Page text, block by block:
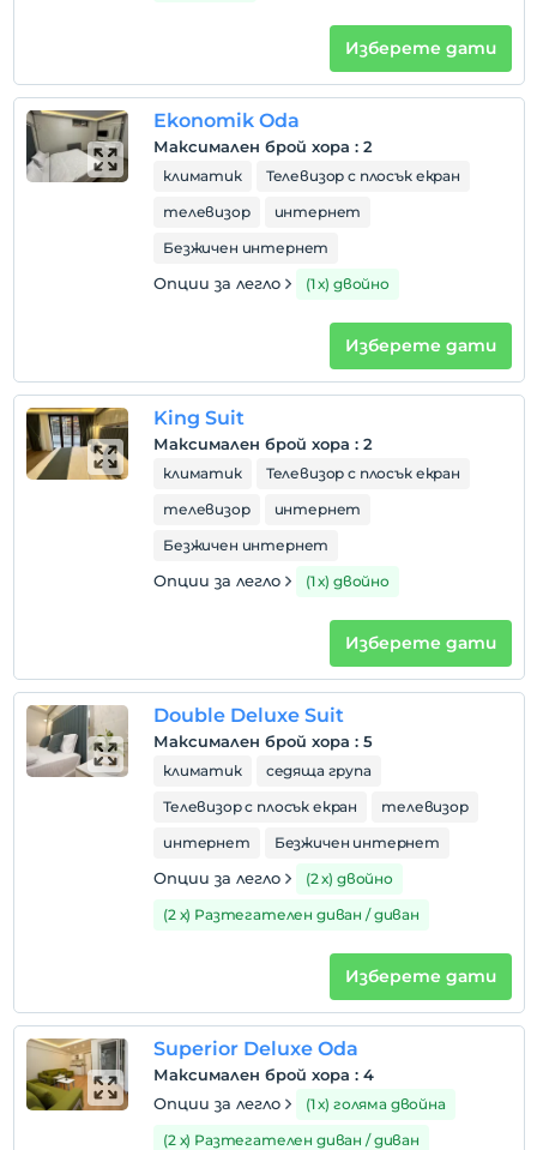
Изберете дати
Ekonomik Oda
Максимален брой хора : 2
климатик
Телевизор с плосък екран
телевизор
интернет
Безжичен интернет
Опции за легло (1 х) двойно
Изберете дати
King Suit
Максимален брой хора : 2
климатик
Телевизор с плосък екран
телевизор
интернет
Безжичен интернет
Опции за легло (1 х) двойно
Изберете дати
Double Deluxe Suit
Максимален брой хора : 5
климатик
седяща група
Телевизор с плосък екран
телевизор
интернет
Безжичен интернет
Опции за легло
(2 х) двойно
(2 х) Разтегателен диван / диван
Изберете дати
Superior Deluxe Oda
Максимален брой хора : 4
Опции за легло
(1 х) голяма двойна
(2 х) Разтегателен диван / диван